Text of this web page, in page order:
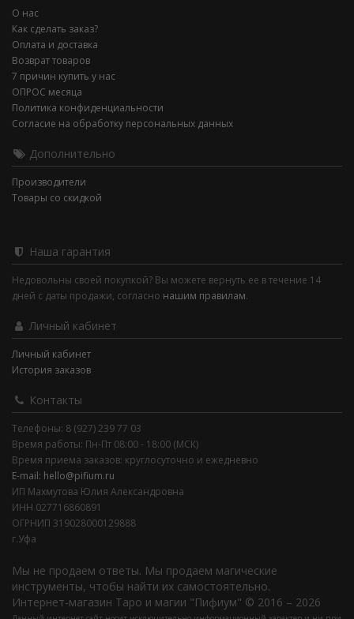
О нас
Как сделать заказ?
Оплата и доставка
Возврат товаров
7 причин купить у нас
ОПРОС месяца
Политика конфиденциальности
Согласие на обработку персональных данных
Дополнительно
Производители
Товары со скидкой
Наша гарантия
Недовольны своей покупкой? Вы можете вернуть ее в течение 14
дней с даты продажи, согласно нашим правилам.
Личный кабинет
Личный кабинет
История заказов
Контакты
Телефоны: 8 (927) 239 77 03
Время работы: Пн-Пт 08:00 - 18:00 (МСК)
Время приема заказов: круглосуточно и ежедневно
E-mail: hello@pifium.ru
ИП Махмутова Юлия Александровна
ИНН 027716860891
ОГРНИП 319028000129888
г.Уфа
Мы не продаем ответы. Мы продаем магические
инструменты, чтобы найти их самостоятельно.
Интернет-магазин Таро и магии "Пифиум" © 2016 – 2026